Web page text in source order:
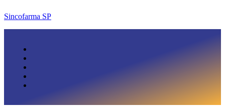
Sincofarma SP